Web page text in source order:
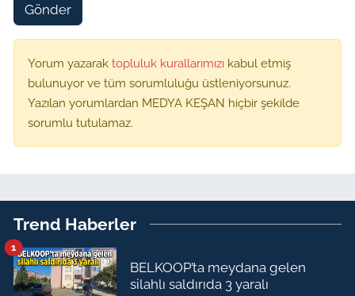
Gönder
Yorum yazarak topluluk kurallarımızı kabul etmiş
bulunuyor ve tüm sorumluluğu üstleniyorsunuz.
Yazılan yorumlardan MEDYA KEŞAN hiçbir şekilde
sorumlu tutulamaz.
Trend Haberler
BELKOOP’ta meydana gelen
silahlı saldırıda 3 yaralı
1